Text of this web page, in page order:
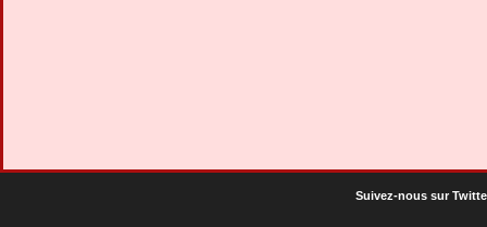
Suivez-nous sur